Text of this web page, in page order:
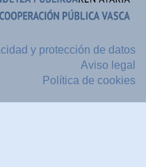
y protección de datos
Aviso legal
Política de cookies